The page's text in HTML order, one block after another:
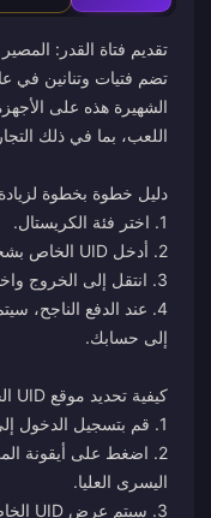
تقديم فتاة القدر:
الشهيرة هذه على
4. عند الدفع الناجح،
2. اضغط على أيقونة